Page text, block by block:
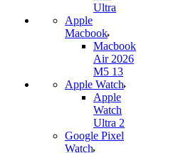
Ultra
Apple
Macbook
Macbook
Air 2026
M5 13
Apple Watch
Apple
Watch
Ultra 2
Google Pixel
Watch